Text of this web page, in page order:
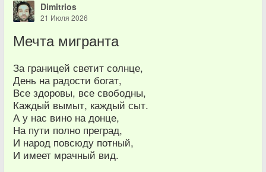
Dimitrios
21 Июля 2026
Мечта мигранта
За границей светит солнце,
День на радости богат,
Все здоровы, все свободны,
Каждый вымыт, каждый сыт.
А у нас вино на донце,
На пути полно преград,
И народ повсюду потный,
И имеет мрачный вид.